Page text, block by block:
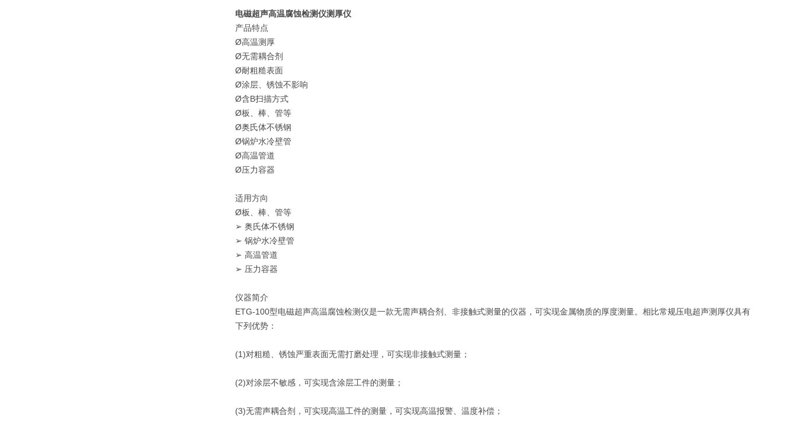
电磁超声高温腐蚀检测仪测厚仪
产品特点
Ø高温测厚
Ø无需耦合剂
Ø耐粗糙表面
Ø涂层、锈蚀不影响
Ø含B扫描方式
Ø板、棒、管等
Ø奥氏体不锈钢
Ø锅炉水冷壁管
Ø高温管道
Ø压力容器
适用方向
Ø板、棒、管等
➢ 奥氏体不锈钢
➢ 锅炉水冷壁管
➢ 高温管道
➢ 压力容器
仪器简介
ETG-100型电磁超声高温腐蚀检测仪是一款无需声耦合剂、非接触式测量的仪器，可实现金属物质的厚度测量。相比常规压电超声测厚仪具有
下列优势：
(1)对粗糙、锈蚀严重表面无需打磨处理，可实现非接触式测量；
(2)对涂层不敏感，可实现含涂层工件的测量；
(3)无需声耦合剂，可实现高温工件的测量，可实现高温报警、温度补偿；